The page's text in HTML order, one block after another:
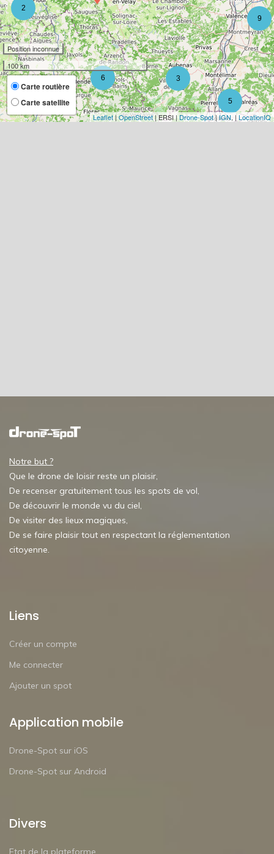
5
3
9
2
6
Position inconnue
100 km
Carte routière
Carte satellite
Leaflet|OpenStreet| ERSI |Drone-Spot|IGN, |LocationIQ
Notre but ?
Que le drone de loisir reste un plaisir,
De recenser gratuitement tous les spots de vol,
De découvrir le monde vu du ciel,
De visiter des lieux magiques,
De se faire plaisir tout en respectant la réglementation
citoyenne.
Liens
Créer un compte
Me connecter
Ajouter un spot
Application mobile
Drone-Spot sur iOS
Drone-Spot sur Android
Divers
Etat de la plateforme